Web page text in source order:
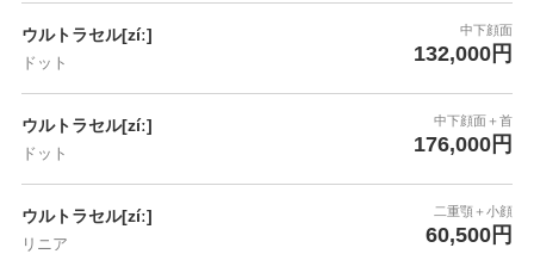
ウルトラセル[zíː]
ドット
中下顔面
132,000円
ウルトラセル[zíː]
ドット
中下顔面＋首
176,000円
ウルトラセル[zíː]
リニア
二重顎＋小顔
60,500円